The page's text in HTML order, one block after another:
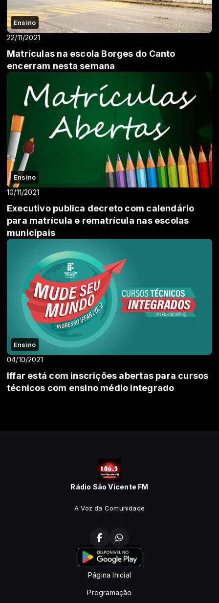
Ensino
22/11/2021
Matrículas na escola Borges do Canto
encerram nesta semana
Ensino
10/11/2021
Executivo publica decreto com calendário
para matrícula e rematrícula nas escolas
municipais
Ensino
04/10/2021
Iffar está com inscrições abertas para cursos
técnicos com ensino médio integrado
Rádio São Vicente FM
A Voz da Comunidade
Página Inicial
Programação